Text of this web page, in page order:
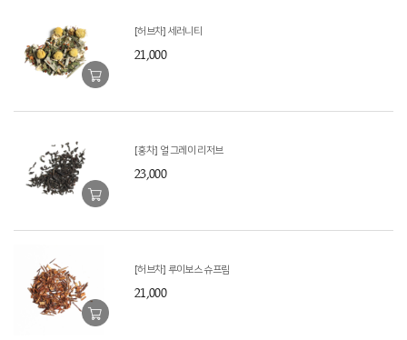
[허브차] 세러니티
21,000
[홍차] 얼 그레이 리저브
23,000
[허브차] 루이보스 슈프림
21,000